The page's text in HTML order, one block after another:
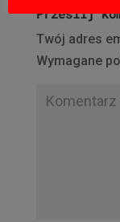
Prześlij
Twój adres
Wymagane